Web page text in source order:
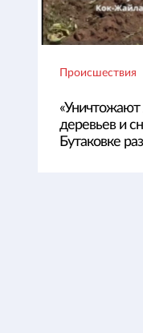
Происшествия
«Уничтожают
деревьев и
Бутаковке